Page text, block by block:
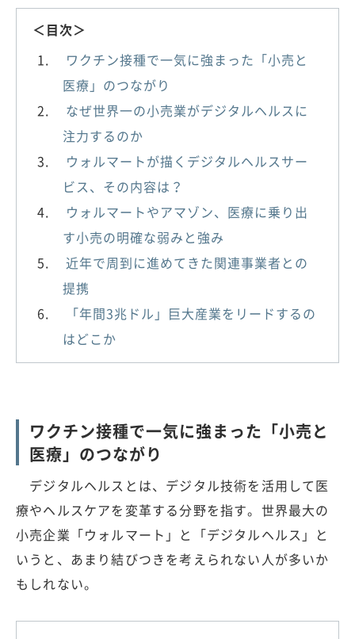
＜目次＞
ワクチン接種で一気に強まった「小売と
医療」のつながり
なぜ世界一の小売業がデジタルヘルスに
注力するのか
ウォルマートが描くデジタルヘルスサー
ビス、その内容は？
ウォルマートやアマゾン、医療に乗り出
す小売の明確な弱みと強み
近年で周到に進めてきた関連事業者との
提携
「年間3兆ドル」巨大産業をリードするの
はどこか
ワクチン接種で一気に強まった「小売と
医療」のつながり
デジタルヘルスとは、デジタル技術を活用して医
療やヘルスケアを変革する分野を指す。世界最大の
小売企業「ウォルマート」と「デジタルヘルス」と
いうと、あまり結びつきを考えられない人が多いか
もしれない。